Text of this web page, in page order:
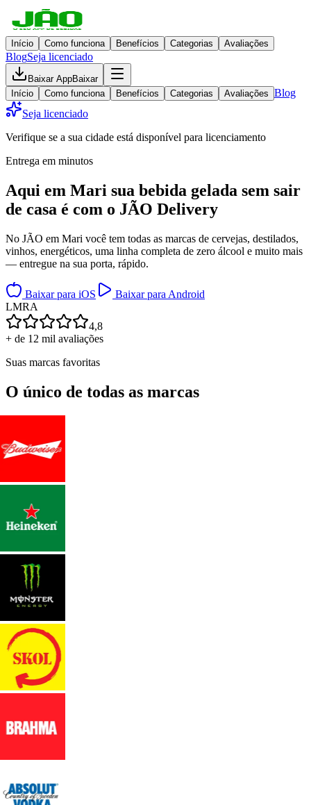
Início Como funciona Benefícios Categorias Avaliações
BlogSeja licenciado
Baixar AppBaixar
Início
Como funciona Benefícios Categorias Avaliações Blog
Seja licenciado
Verifique se a sua cidade está disponível para licenciamento
Entrega em minutos
Aqui em Mari sua bebida gelada sem sair
de casa é com o JÃO Delivery
No JÃO em Mari você tem todas as marcas de cervejas, destilados,
vinhos, energéticos, uma linha completa de zero álcool e muito mais
— entregue na sua porta, rápido.
Baixar para iOS
Baixar para Android
LMRA
4,8
+ de 12 mil avaliações
Suas marcas favoritas
O único de todas as marcas